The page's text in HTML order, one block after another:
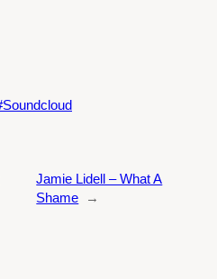
Soundcloud
Jamie Lidell – What A
Shame
→